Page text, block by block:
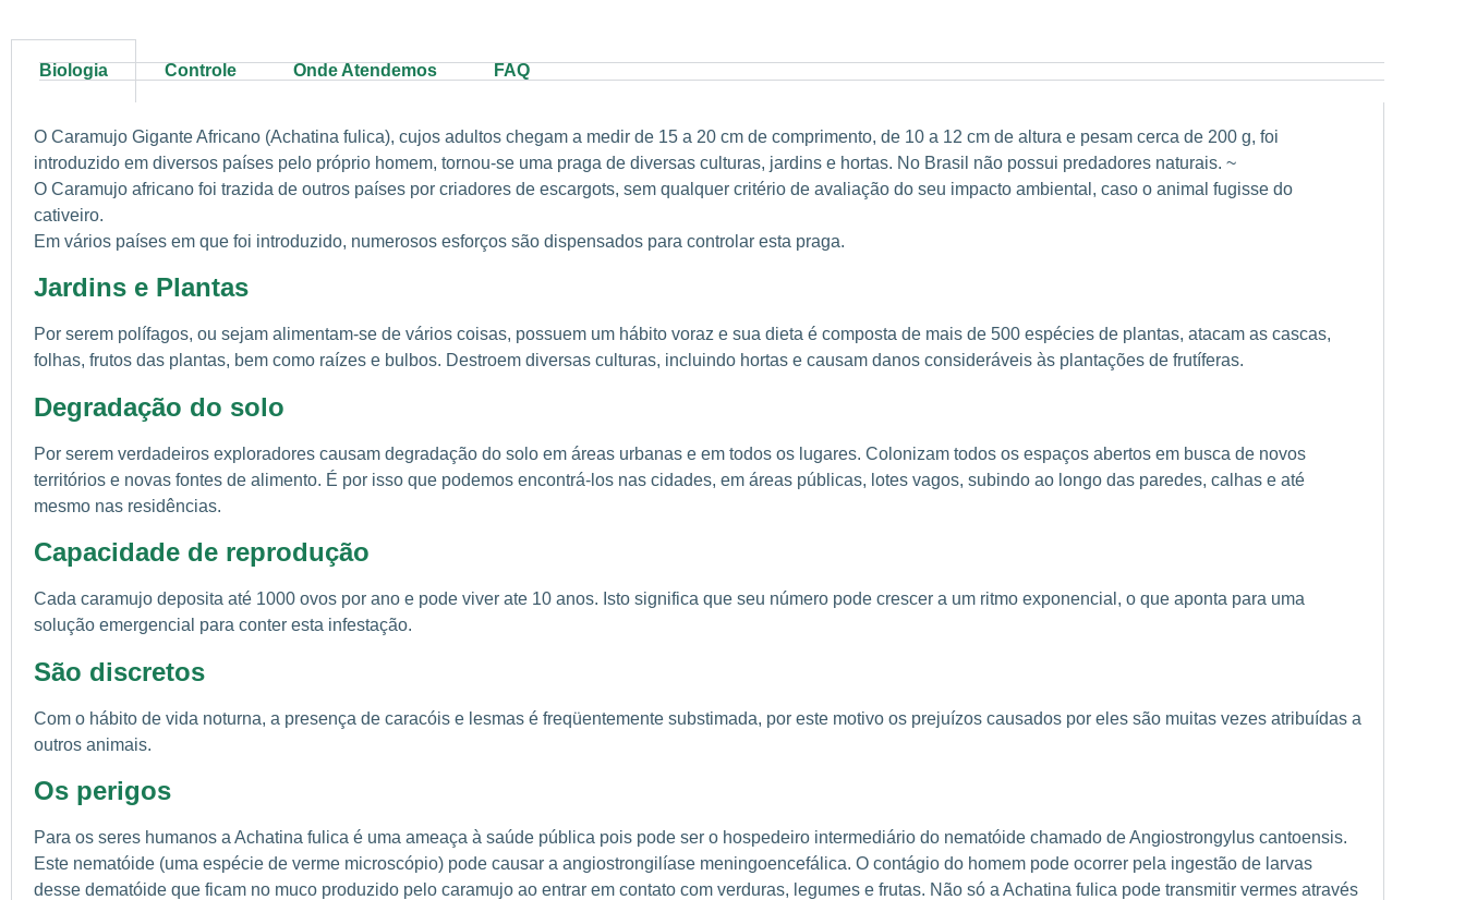
Biologia Controle Onde Atendemos FAQ
O Caramujo Gigante Africano (Achatina fulica), cujos adultos chegam a medir de 15 a 20 cm de comprimento, de 10 a 12 cm de altura e pesam cerca de 200 g, foi
introduzido em diversos países pelo próprio homem, tornou-se uma praga de diversas culturas, jardins e hortas. No Brasil não possui predadores naturais. ~
O Caramujo africano foi trazida de outros países por criadores de escargots, sem qualquer critério de avaliação do seu impacto ambiental, caso o animal fugisse do
cativeiro.
Em vários países em que foi introduzido, numerosos esforços são dispensados para controlar esta praga.
Jardins e Plantas
Por serem polífagos, ou sejam alimentam-se de vários coisas, possuem um hábito voraz e sua dieta é composta de mais de 500 espécies de plantas, atacam as cascas,
folhas, frutos das plantas, bem como raízes e bulbos. Destroem diversas culturas, incluindo hortas e causam danos consideráveis às plantações de frutíferas.
Degradação do solo
Por serem verdadeiros exploradores causam degradação do solo em áreas urbanas e em todos os lugares. Colonizam todos os espaços abertos em busca de novos
territórios e novas fontes de alimento. É por isso que podemos encontrá-los nas cidades, em áreas públicas, lotes vagos, subindo ao longo das paredes, calhas e até
mesmo nas residências.
Capacidade de reprodução
Cada caramujo deposita até 1000 ovos por ano e pode viver ate 10 anos. Isto significa que seu número pode crescer a um ritmo exponencial, o que aponta para uma
solução emergencial para conter esta infestação.
São discretos
Com o hábito de vida noturna, a presença de caracóis e lesmas é freqüentemente substimada, por este motivo os prejuízos causados por eles são muitas vezes atribuídas a
outros animais.
Os perigos
Para os seres humanos a Achatina fulica é uma ameaça à saúde pública pois pode ser o hospedeiro intermediário do nematóide chamado de Angiostrongylus cantoensis.
Este nematóide (uma espécie de verme microscópio) pode causar a angiostrongilíase meningoencefálica. O contágio do homem pode ocorrer pela ingestão de larvas
desse dematóide que ficam no muco produzido pelo caramujo ao entrar em contato com verduras, legumes e frutas. Não só a Achatina fulica pode transmitir vermes através